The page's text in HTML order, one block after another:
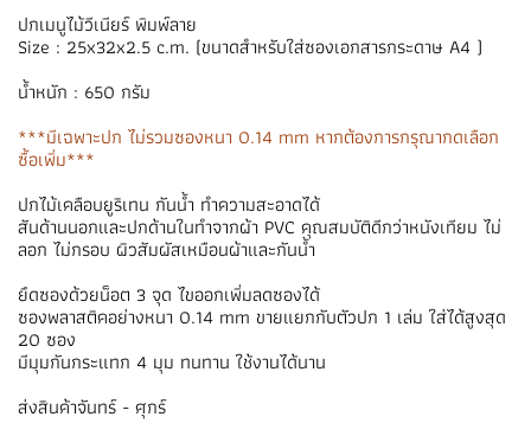
ปกเมนูไม้วีเนียร์ พิมพ์ลาย
Size : 25x32x2.5 c.m. (ขนาดสำหรับใส่ซองเอกสารกระดาษ A4 )
น้ำหนัก : 650 กรัม
***มีเฉพาะปก ไม่รวมซองหนา 0.14 mm หากต้องการกรุณากดเลือก
ซื้อเพิ่ม***
ปกไม้เคลือบยูริเทน กันน้ำ ทำความสะอาดได้
สันด้านนอกและปกด้านในทำจากผ้า PVC คุณสมบัติดีกว่าหนังเทียม ไม่
ลอก ไม่กรอบ ผิวสัมผัสเหมือนผ้าและกันน้ำ
ยึดซองด้วยน็อต 3 จุด ไขออกเพิ่มลดซองได้
ซองพลาสติคอย่างหนา 0.14 mm ขายแยกกับตัวปก 1 เล่ม ใส่ได้สูงสุด
20 ซอง
มีมุมกันกระแทก 4 มุม ทนทาน ใช้งานได้นาน
ส่งสินค้าจันทร์ - ศุกร์